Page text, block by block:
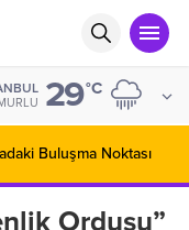
29°C
Buluşma Noktası
Ordusu”